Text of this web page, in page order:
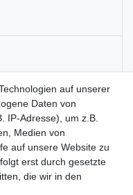
CD930, Timeport
Timeport T260, Slim Lite,
130, T250, T260,
Ersetzt folgende
auf unserer
Daten von
IP-Adresse), um z.B.
Medien von
auf unsere Website zu
erst durch gesetzte
die wir in den